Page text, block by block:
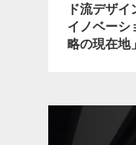
ド流デザイ
イノベーシ
略の現在地」